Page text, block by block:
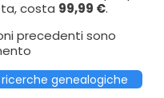
costa 99,99 €.
precedenti sono
ricerche genealogiche